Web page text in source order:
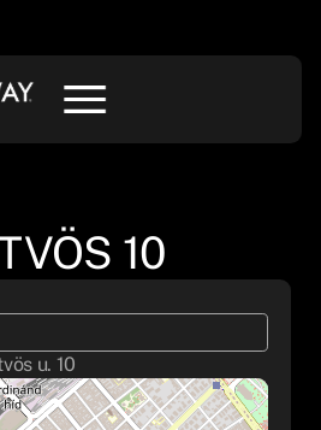
10
u. 10